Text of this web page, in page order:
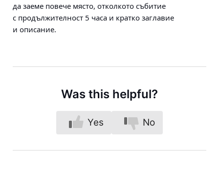
да заеме повече място, отколкото събитие
с продължителност 5 часа и кратко заглавие
и описание.
Was this helpful?
Yes No